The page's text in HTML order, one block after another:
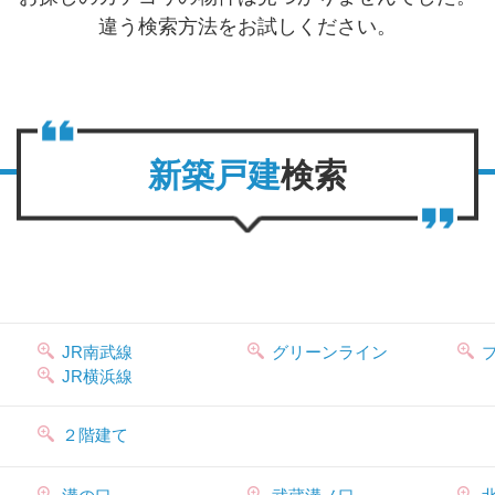
違う検索方法をお試しください。
新築戸建検索
JR南武線 グリーンライン
JR横浜線
２階建て